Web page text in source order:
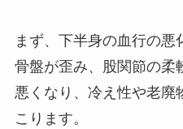
まず、下半身の血行の悪
骨盤が歪み、股関節の柔
悪くなり、冷え性や老廃
こります。